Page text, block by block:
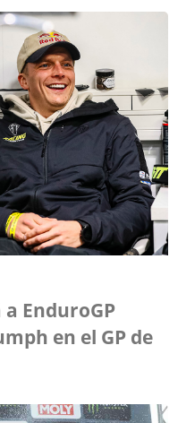
EnduroGP
en el GP de